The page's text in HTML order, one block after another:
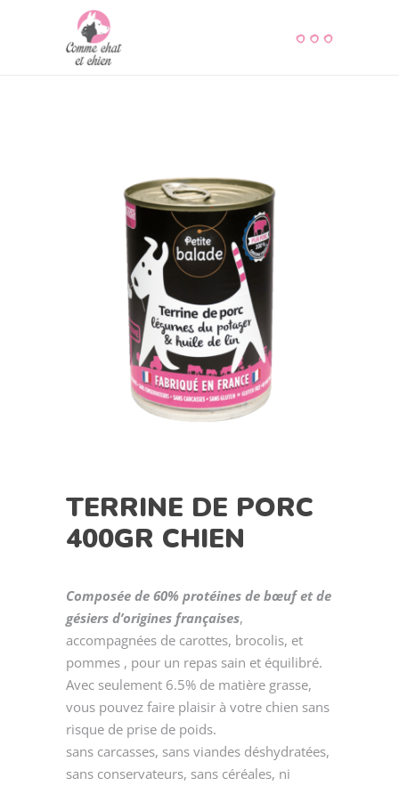
TERRINE DE PORC
400GR CHIEN
Composée de 60% protéines de bœuf et de
gésiers d’origines françaises,
accompagnées de carottes, brocolis, et
pommes , pour un repas sain et équilibré.
Avec seulement 6.5% de matière grasse,
vous pouvez faire plaisir à votre chien sans
risque de prise de poids.
sans carcasses, sans viandes déshydratées,
sans conservateurs, sans céréales, ni